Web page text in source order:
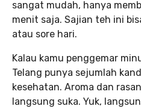
sangat mudah, hanya
menit saja. Sajian teh ini
atau sore hari.
Kalau kamu penggemar
Telang punya sejumlah
kesehatan. Aroma dan
langsung suka. Yuk,